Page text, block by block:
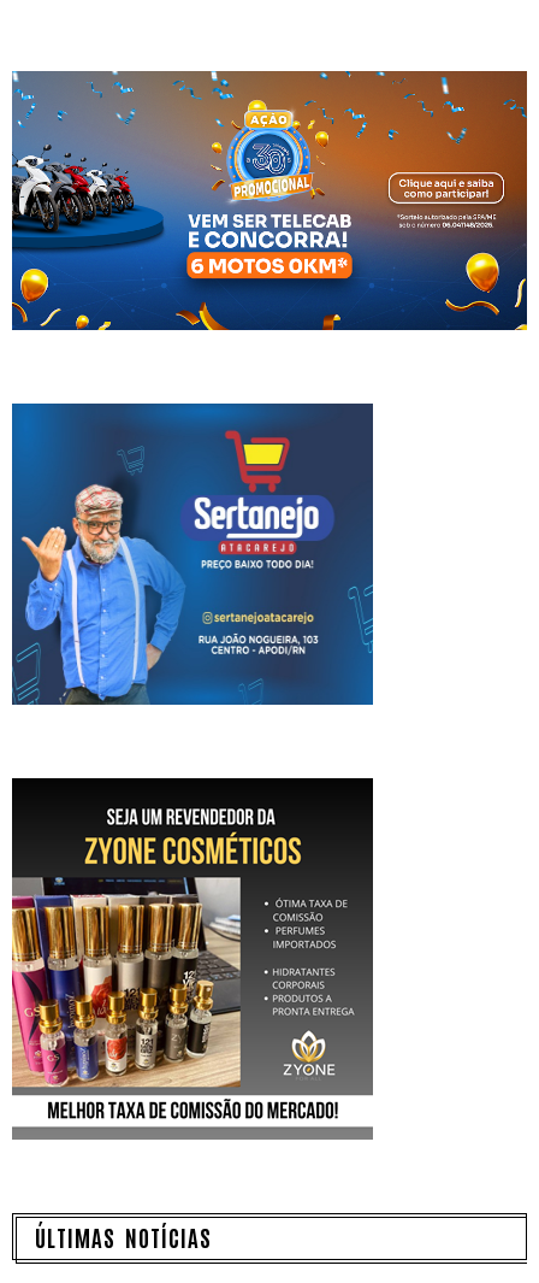
ÚLTIMAS NOTÍCIAS